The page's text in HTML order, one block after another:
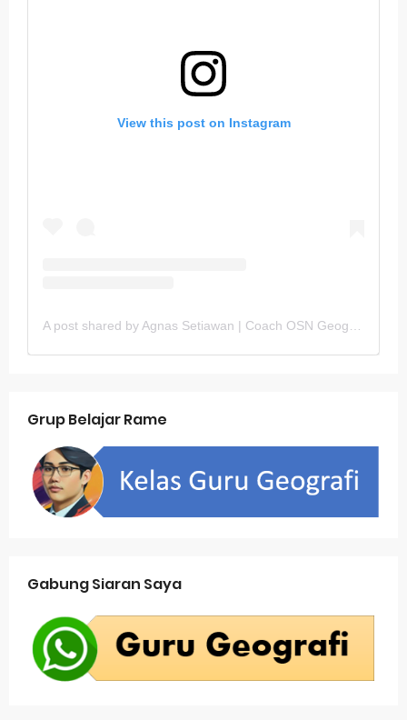
View this post on Instagram
A post shared by Agnas Setiawan | Coach OSN Geografi (@gurugeografi)
Grup Belajar Rame
Gabung Siaran Saya